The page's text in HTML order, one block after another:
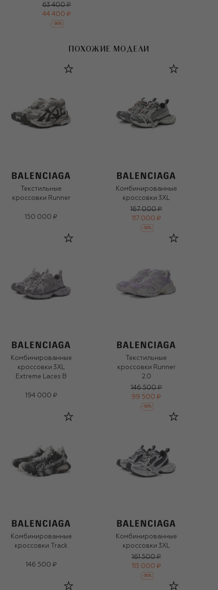
63 400 ₽
44 400 ₽
-30%
ПОХОЖИЕ МОДЕЛИ
Текстильные
кроссовки Runner
150 000 ₽
Комбинированные
кроссовки 3XL
167 000 ₽
117 000 ₽
-30%
Комбинированные
кроссовки 3XL
Extreme Laces B
194 000 ₽
Текстильные
кроссовки Runner
2.0
146 500 ₽
99 500 ₽
-30%
Комбинированные
кроссовки Track
146 500 ₽
Комбинированные
кроссовки 3XL
161 500 ₽
113 000 ₽
-30%